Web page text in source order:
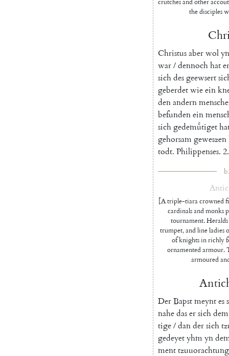
crutches and other
the disciples
Christusaberwolyn
war/dennochhater
sichdesgeewsert
geberdetwieein
denandern
befundenein
sichgedemuͤtiget
gehorsamgeweszen
todt. Philippenses. 2.
[A triple-tiara crowned
cardinals and monks
tournament.
trumpet, and line ladies
of knights in richly
ornamented armour.
armoured
DerBapstmeyntes
nahedasersich
tige/dandersich
gedeyetyhmyn
menttzuuorachtung